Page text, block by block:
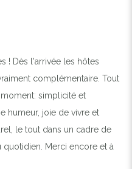
! Dès l'arrivée les hôtes
complémentaire. Tout
simplicité et
humeur, joie de vivre et
le tout dans un cadre de
Merci encore et à